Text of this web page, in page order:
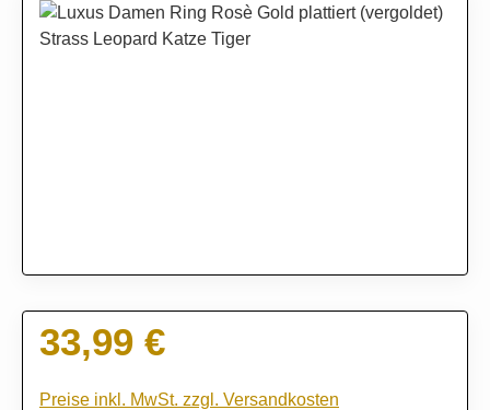
Bildergalerie überspringen
Regulärer Preis:
33,99 €
Preise inkl. MwSt. zzgl. Versandkosten